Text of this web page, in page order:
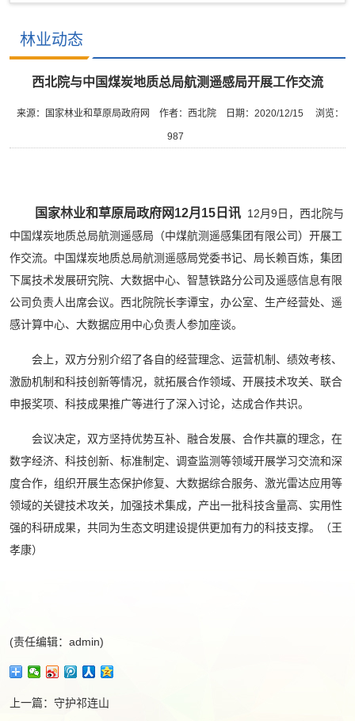
林业动态
西北院与中国煤炭地质总局航测遥感局开展工作交流
来源：国家林业和草原局政府网 作者：西北院 日期：2020/12/15 浏览：
987
国家林业和草原局政府网12月15日讯 12月9日，西北院与
中国煤炭地质总局航测遥感局（中煤航测遥感集团有限公司）开展工
作交流。中国煤炭地质总局航测遥感局党委书记、局长赖百炼，集团
下属技术发展研究院、大数据中心、智慧铁路分公司及遥感信息有限
公司负责人出席会议。西北院院长李谭宝，办公室、生产经营处、遥
感计算中心、大数据应用中心负责人参加座谈。
会上，双方分别介绍了各自的经营理念、运营机制、绩效考核、
激励机制和科技创新等情况，就拓展合作领域、开展技术攻关、联合
申报奖项、科技成果推广等进行了深入讨论，达成合作共识。
会议决定，双方坚持优势互补、融合发展、合作共赢的理念，在
数字经济、科技创新、标准制定、调查监测等领域开展学习交流和深
度合作，组织开展生态保护修复、大数据综合服务、激光雷达应用等
领域的关键技术攻关，加强技术集成，产出一批科技含量高、实用性
强的科研成果，共同为生态文明建设提供更加有力的科技支撑。（王
孝康）
(责任编辑：admin)
上一篇： 守护祁连山